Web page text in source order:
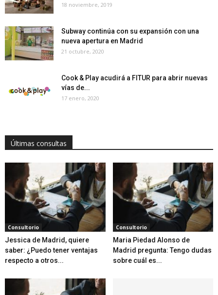
18 noviembre, 2019
Subway continúa con su expansión con una
nueva apertura en Madrid
21 octubre, 2020
Cook & Play acudirá a FITUR para abrir nuevas
vías de...
17 enero, 2020
Últimas consultas
Consultorio
Jessica de Madrid, quiere
saber: ¿Puedo tener ventajas
respecto a otros...
Consultorio
Maria Piedad Alonso de
Madrid pregunta: Tengo dudas
sobre cuál es...